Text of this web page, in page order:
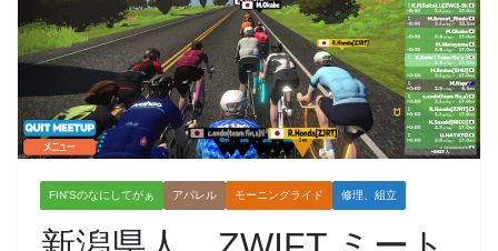
FIN'Sのなにしてがぁ アパレル モーニングライド 修理、組立